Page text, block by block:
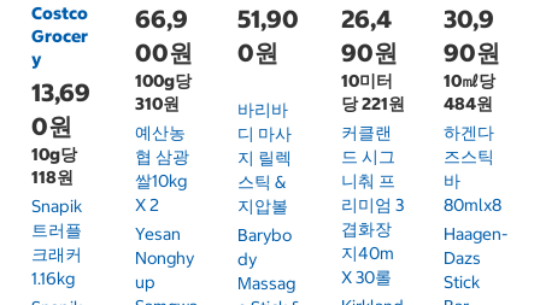
Costco
Grocer
y
13,69
0원
10g당
118원
Snapik
트러플
크래커
1.16kg
66,9
00원
100g당
310원
예산농
협 삼광
쌀10kg
X 2
Yesan
Nonghy
Up
51,90
0원
바리바
디 마사
지 릴렉
스틱 &
지압볼
Barybo
Dy
Massag
26,4
90원
10미터
당 221원
커클랜
드 시그
니춰 프
리미엄 3
겹화장
지40m
X 30롤
30,9
90원
10㎖당
484원
하겐다
즈스틱
바
80mlx8
Haagen-
Dazs
Stick